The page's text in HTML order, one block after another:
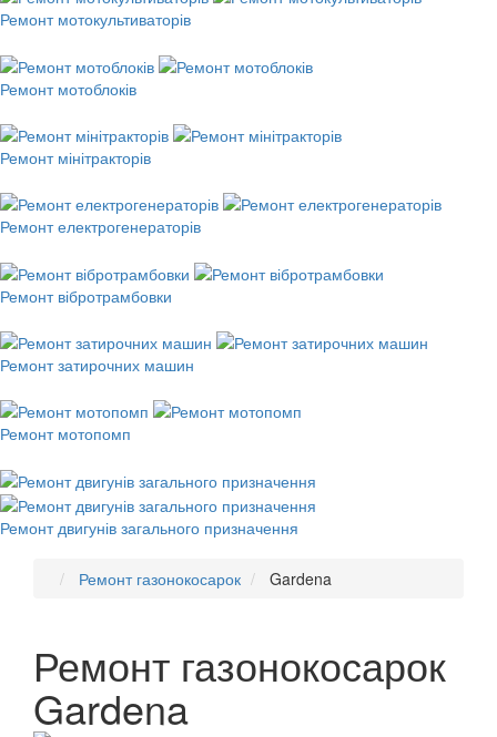
Ремонт мотокультиваторів
Ремонт мотоблоків
Ремонт мінітракторів
Ремонт електрогенераторів
Ремонт вібротрамбовки
Ремонт затирочних машин
Ремонт мотопомп
Ремонт двигунів загального призначення
Ремонт газонокосарок Gardena
Ремонт газонокосарок
Gardena